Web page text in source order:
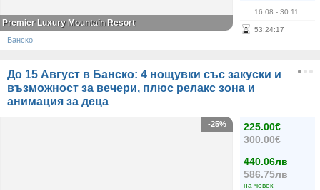
16.08 - 30.11
53:24:17
Premier Luxury Mountain Resort
Банско
До 15 Август в Банско: 4 нощувки със закуски и
възможност за вечери, плюс релакс зона и
анимация за деца
225.00€
300.00€
440.06лв
586.75лв
на човек
-25%